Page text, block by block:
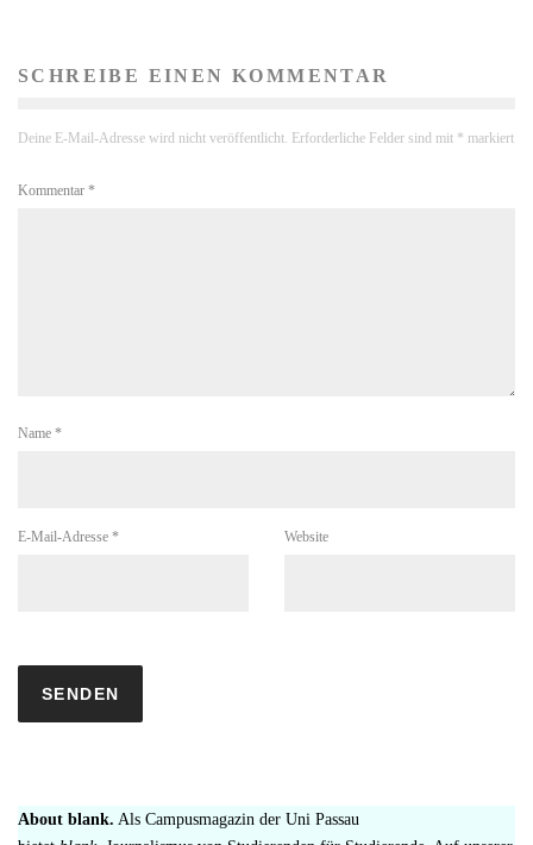
SCHREIBE EINEN KOMMENTAR
Deine E-Mail-Adresse wird nicht veröffentlicht. Erforderliche Felder sind mit * markiert
Kommentar *
Name *
E-Mail-Adresse * Website
About blank. Als Campusmagazin der Uni Passau